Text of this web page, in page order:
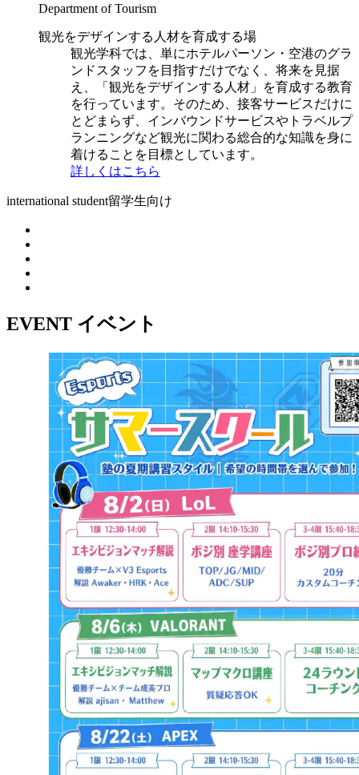
Department of Tourism
観光をデザインする人材を育成する場
観光学科では、単にホテルパーソン・空港のグラ
ンドスタッフを目指すだけでなく、将来を見据
え、「観光をデザインする人材」を育成する教育
を行っています。そのため、接客サービスだけに
とどまらず、インバウンドサービスやトラベルプ
ランニングなど観光に関わる総合的な知識を身に
着けることを目標としています。
詳しくはこちら
international student留学生向け
EVENT イベント